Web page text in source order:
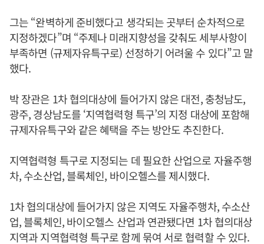
그는 “완벽하게 준비했다고 생각되는 곳부터 순차적으로
지정하겠다”며 “주제나 미래지향성을 갖춰도 세부사항이
부족하면 (규제자유특구로) 선정하기 어려울 수 있다”고 말
했다.
박 장관은 1차 협의대상에 들어가지 않은 대전, 충청남도,
광주, 경상남도를 ‘지역협력형 특구’의 지정 대상에 포함해
규제자유특구와 같은 혜택을 주는 방안도 추진한다.
지역협력형 특구로 지정되는 데 필요한 산업으로 자율주행
차, 수소산업, 블록체인, 바이오헬스를 제시했다.
1차 협의대상에 들어가지 않은 지역도 자율주행차, 수소산
업, 블록체인, 바이오헬스 산업과 연관됐다면 1차 협의대상
지역과 지역협력형 특구로 함께 묶여 서로 협력할 수 있다.